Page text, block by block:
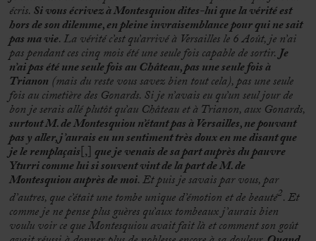
écris. Si vous écrivez à Montesquiou dites-lui que la vérité est
hors de son dilemme, en pleine invraisemblance pour qui ne sait
pas ma vie. La vérité c’est qu’arrivé à Versailles le 6 Août, je n’ai
pas pendant ces cinq mois été une seule fois capable de sortir.Je
n’ai pas été une seule fois au Château, pas une seule fois à
Trianon (mais du reste vous savez bien tout cela), pas une seule
fois au cimetière des Gonards. Si je n’avais eu qu’un seul jour de
bon je serais allé plutôt qu’au Château et à Trianon, aux Gonards,
surtout M. de Montesquiou n’étant pas à Versailles, ne pouvant
pas y aller, j’aurais eu un sentiment très doux en me disant que
je le remplaçais[,] que je venais de sa part auprès du pauvre
Yturri comme lui si souvent vint de la part de M. de
Montesquiou auprès de moi. Et puis je savais par vous, par
d’autres, que c’était une tombe unique d’émotion et de beauté2. Et
comme je ne pense plus guères qu’aux tombeaux j’aurais bien
voulu voir ce que Montesquiou avait fait là et comment son goût